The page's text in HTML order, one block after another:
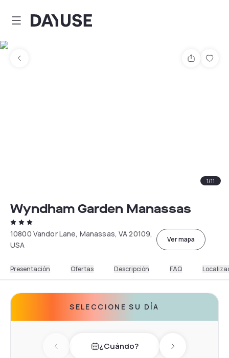
Dayuse
1/11
Wyndham Garden Manassas
10800 Vandor Lane, Manassas, VA 20109,
USA
Ver mapa
Presentación Ofertas Descripción FAQ
SELECCIONE SU DÍA
Previous day¿Cuándo? Next day